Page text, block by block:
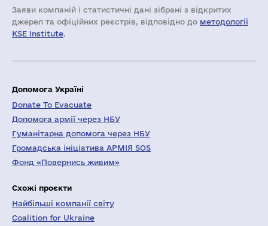
Заяви компаній i статистичні дані зібрані з відкритих
джерел та офіційних реєстрів, відповідно до методології
KSE Institute.
Допомога Україні
Donate To Evacuate
Допомога армії через НБУ
Гуманітарна допомога через НБУ
Громадська ініціатива АРМІЯ SOS
Фонд «Повернись живим»
Схожі проєкти
Найбільші компанії світу
Coalition for Ukraine